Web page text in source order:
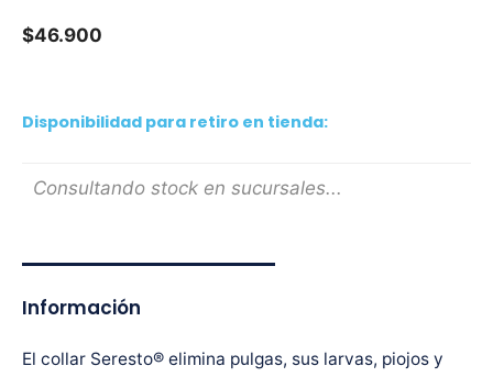
$46.900
Disponibilidad para retiro en tienda:
Consultando stock en sucursales...
Información
El collar Seresto® elimina pulgas, sus larvas, piojos y